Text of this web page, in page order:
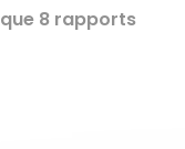
8 rapports